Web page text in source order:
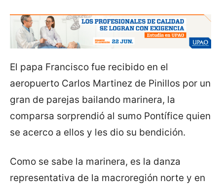
El papa Francisco fue recibido en el
aeropuerto Carlos Martinez de Pinillos por un
gran de parejas bailando marinera, la
comparsa sorprendió al sumo Pontífice quien
se acerco a ellos y les dio su bendición.
Como se sabe la marinera, es la danza
representativa de la macroregión norte y en